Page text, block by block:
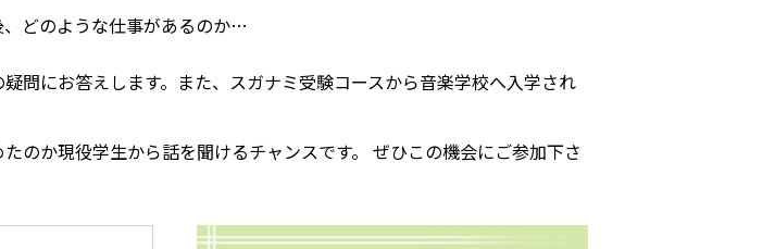
どのような仕事があるのか…
問にお答えします。また、スガナミ受験コースから音楽学校へ入学され
のか現役学生から話を聞けるチャンスです。 ぜひこの機会にご参加下さ